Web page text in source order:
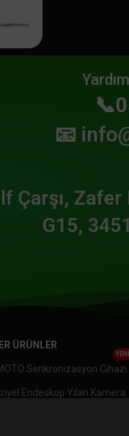
📧
Çarşı,
G15,
ÜRÜNLER
Senkronizasyon Cihazı
Endeskop Yılan Kamera